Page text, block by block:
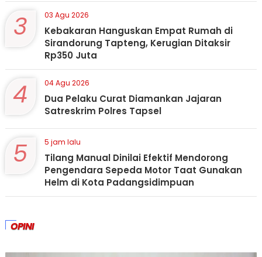
3 03 Agu 2026
Kebakaran Hanguskan Empat Rumah di
Sirandorung Tapteng, Kerugian Ditaksir
Rp350 Juta
4 04 Agu 2026
Dua Pelaku Curat Diamankan Jajaran
Satreskrim Polres Tapsel
5 5 jam lalu
Tilang Manual Dinilai Efektif Mendorong
Pengendara Sepeda Motor Taat Gunakan
Helm di Kota Padangsidimpuan
OPINI